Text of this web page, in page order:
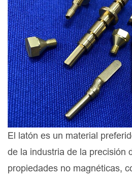
El latón es un material
de la industria de la precisión
propiedades no magnéticas,